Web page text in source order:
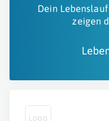
Dein
zeigen